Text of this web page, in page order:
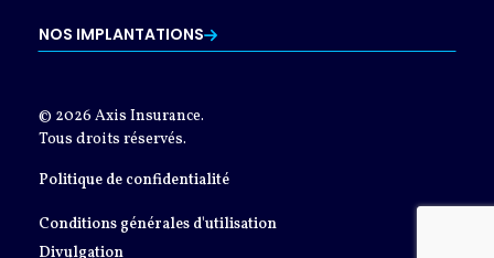
NOS IMPLANTATIONS
© 2026 Axis Insurance.
Tous droits réservés.
Politique de confidentialité
Conditions générales d'utilisation
Divulgation